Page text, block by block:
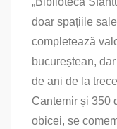
doar spațiile
completează
bucureștean,
de ani de la
Cantemir și 350
obicei, se